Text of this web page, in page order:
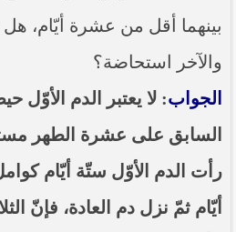
بينهما أقل من عشرة أيّام، هل
والآخر استحاضة؟
الجواب: لا يعتبر الدم الأوّل
السابق على عشرة الطهر
رأت الدم الأوّل ستّة أيّام
أيّام ثمّ نزل دم العادة، فإنّ